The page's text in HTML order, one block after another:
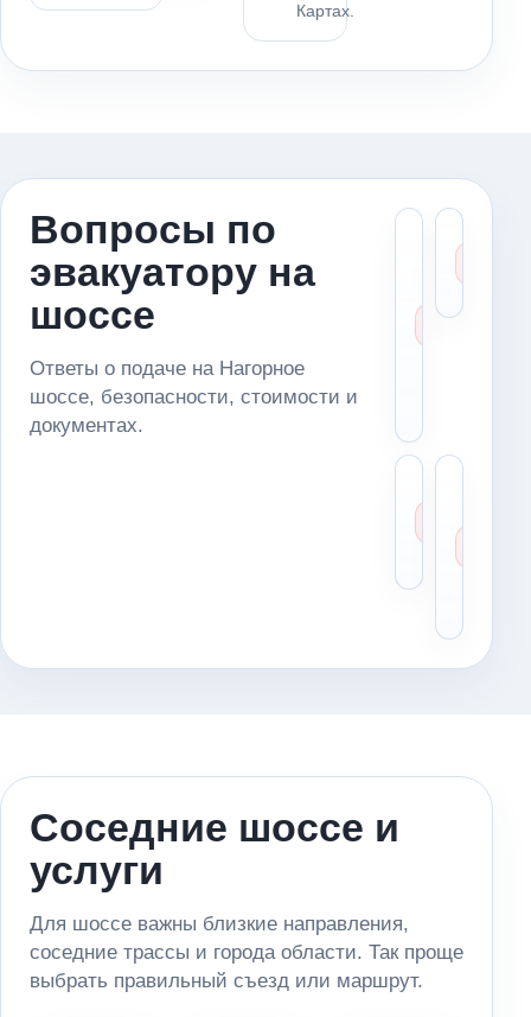
Картах.
Вопросы по
эвакуатору на
шоссе
Ответы о подаче на Нагорное
шоссе, безопасности, стоимости и
документах.
Что
если
в
Соседние шоссе и
услуги
Для шоссе важны близкие направления,
соседние трассы и города области. Так проще
выбрать правильный съезд или маршрут.